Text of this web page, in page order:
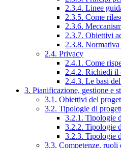
2.3.4. Linee
2.3.5. Come
2.3.6.
2.3.7. Obiettivi
2.3.8.
2.4. Privacy
2.4.1. Come
2.4.2. Richiedi il
2.4.3. Le basi
3. Pianificazione, gestione e
3.1. Obiettivi del
3.2. Tipologie di
3.2.1. Tipologie
3.2.2. Tipologie
3.2.3. Tipologie
3.3. Competenze,